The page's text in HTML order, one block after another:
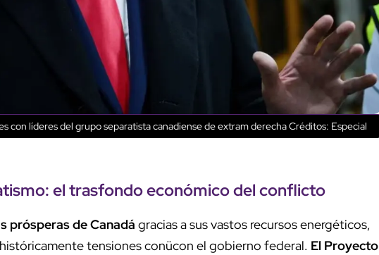
con líderes del grupo separatista canadiense de extram derechaCréditos: Especial
el trasfondo económico del conflicto
prósperas de Canadá gracias a sus vastos recursos energéticos,
tensiones conücon el gobierno federal. El Proyecto